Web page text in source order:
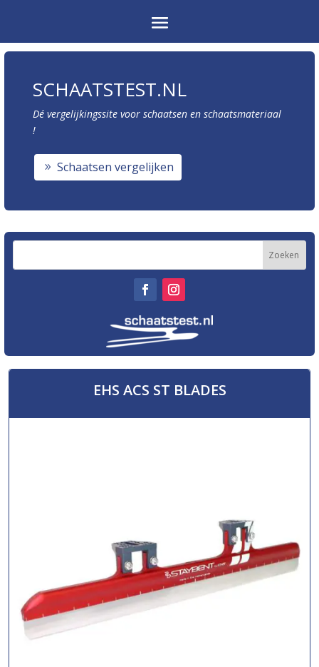
SCHAATSTEST.NL
Dé vergelijkingssite voor schaatsen en schaatsmateriaal
!
Schaatsen vergelijken
EHS ACS ST BLADES